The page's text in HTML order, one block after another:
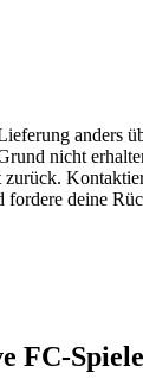
anders
nicht
deine
FC-